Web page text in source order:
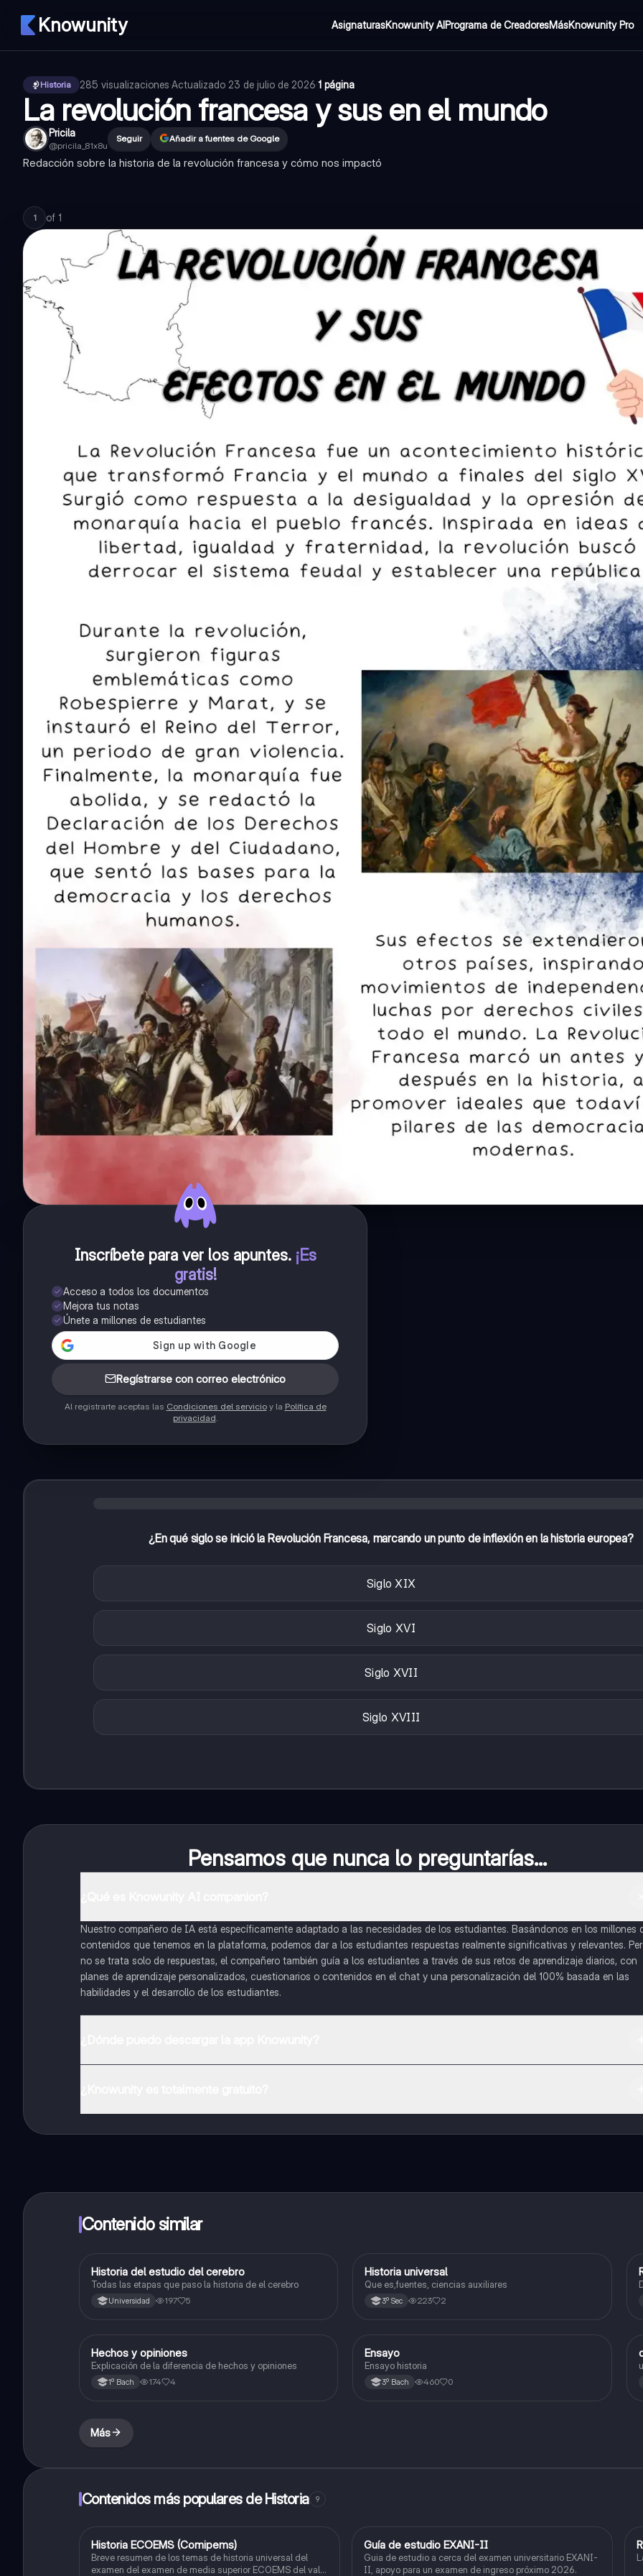
Knowunity AsignaturasKnowunity AIPrograma de CreadoresMásKnowunity Pro
Historia 285 visualizaciones·Actualizado 23 de julio de 2026·1 página
La revolución francesa y sus en el mundo
Pricila
@pricila_81x8u
Seguir Añadir a fuentes de Google
Redacción sobre la historia de la revolución francesa y cómo nos impactó
1 of 1
Inscríbete para ver los apuntes. ¡Es
gratis!
Acceso a todos los documentos
Mejora tus notas
Únete a millones de estudiantes
Regístrarse con correo electrónico
Al registrarte aceptas las Condiciones del servicioy la Política de
privacidad.
¿En qué siglo se inició la Revolución Francesa, marcando un punto de inflexión en la historia europea?
Siglo XIX
Siglo XVI
Siglo XVII
Siglo XVIII
Pensamos que nunca lo preguntarías...
Nuestro compañero de IA está específicamente adaptado a las necesidades de los estudiantes. Basándonos en los millones
contenidos que tenemos en la plataforma, podemos dar a los estudiantes respuestas realmente significativas y relevantes.
no se trata solo de respuestas, el compañero también guía a los estudiantes a través de sus retos de aprendizaje diarios, con
planes de aprendizaje personalizados, cuestionarios o contenidos en el chat y una personalización del 100% basada en las
habilidades y el desarrollo de los estudiantes.
inmeditamente. Puedes ganar dinero utilizando la aplicación, que te permitirá acceder a determinadas funciones.
Contenido similar
Historia
Historia del estudio del cerebro
Todas las etapas que paso la historia de el cerebro
Universidad 197 5
Historia
Historia universal
Que es,fuentes, ciencias auxiliares
3º Sec 223 2
Historia
Hechos y opiniones
Explicación de la diferencia de hechos y opiniones
1º Bach 174 4
Historia universal contemporánea
Ensayo
Ensayo historia
3º Bach 460 0
Más
Contenidos más populares de Historia 9
Historia
Historia ECOEMS (Comipems)
Breve resumen de los temas de historia universal del
examen del examen de media superior ECOEMS del valle
Historia
Guía de estudio EXANI-II
Guia de estudio a cerca del examen universitario EXANI-
II, apoyo para un examen de ingreso próximo 2026.